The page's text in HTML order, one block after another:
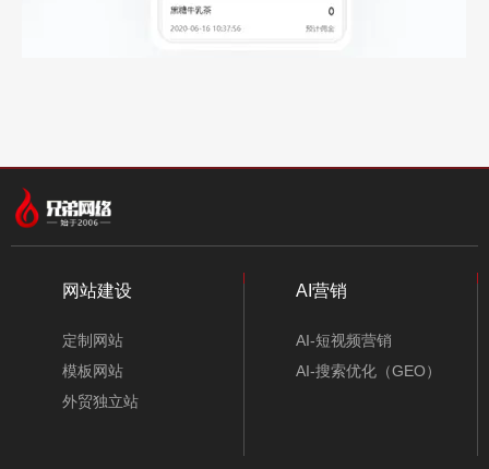
网站建设
定制网站
模板网站
外贸独立站
AI营销
AI-短视频营销
AI-搜索优化（GEO）